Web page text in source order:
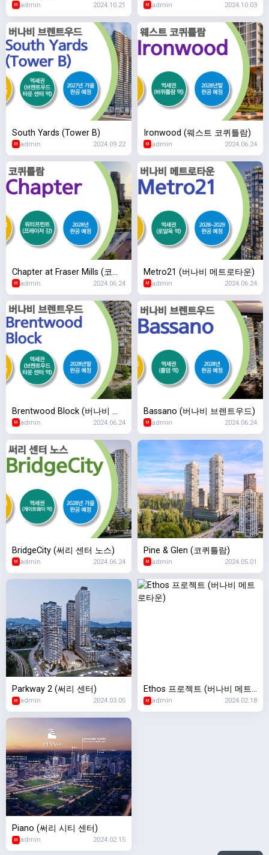
M admin 2024.10.21 M admin 2024.10.03
South Yards (Tower B)
M admin 2024.09.22
Ironwood (웨스트 코퀴틀람)
M admin 2024.06.24
Chapter at Fraser Mills (코퀴
틀람 프레이저 밀스)
M admin 2024.06.24
Metro21 (버나비 메트로타운)
M admin 2024.06.24
Brentwood Block (버나비 브
렌트우드)
M admin 2024.06.24
Bassano (버나비 브렌트우드)
M admin 2024.06.24
BridgeCity (써리 센터 노스)
M admin 2024.06.24
Pine & Glen (코퀴틀람)
M admin 2024.05.01
Parkway 2 (써리 센터)
M admin 2024.03.05
Ethos 프로젝트 (버나비 메트
로타운)
M admin 2024.02.18
Piano (써리 시티 센터)
M admin 2024.02.15